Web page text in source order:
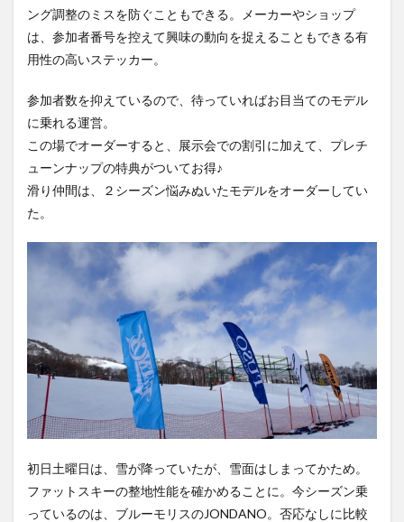
ング調整のミスを防ぐこともできる。メーカーやショップ
は、参加者番号を控えて興味の動向を捉えることもできる有
用性の高いステッカー。
参加者数を抑えているので、待っていればお目当てのモデル
に乗れる運営。
この場でオーダーすると、展示会での割引に加えて、プレチ
ューンナップの特典がついてお得♪
滑り仲間は、２シーズン悩みぬいたモデルをオーダーしてい
た。
初日土曜日は、雪が降っていたが、雪面はしまってかため。
ファットスキーの整地性能を確かめることに。今シーズン乗
っているのは、ブルーモリスのJONDANO。否応なしに比較